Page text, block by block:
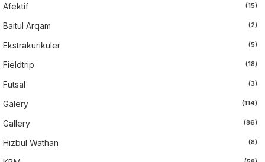
Afektif (15)
Baitul Arqam (2)
Ekstrakurikuler (5)
Fieldtrip (18)
Futsal (3)
Galery (114)
Gallery (86)
Hizbul Wathan (8)